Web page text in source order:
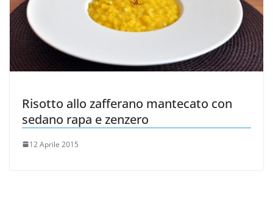
Risotto allo zafferano mantecato con
sedano rapa e zenzero
12 Aprile 2015